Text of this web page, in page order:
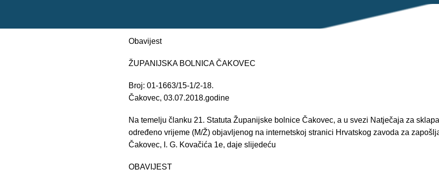
Obavijest
ŽUPANIJSKA BOLNICA ČAKOVEC
Broj: 01-1663/15-1/2-18.
Čakovec, 03.07.2018.godine
Na temelju članku 21. Statuta Županijske bolnice Čakovec, a u svezi Natječaja za
određeno vrijeme (M/Ž) objavljenog na internetskoj stranici Hrvatskog zavoda za
Čakovec, I. G. Kovačića 1e, daje slijedeću
OBAVIJEST